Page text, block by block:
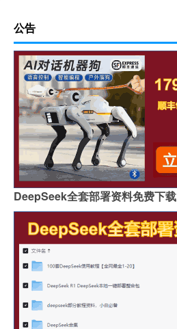
公告
DeepSeek全套部署资料免费下载